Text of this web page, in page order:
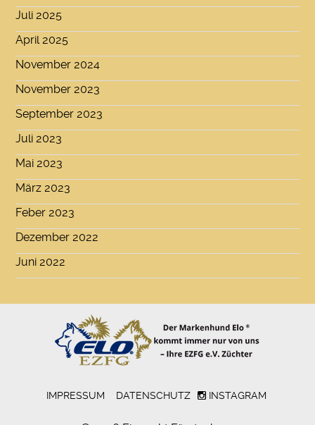
Juli 2025
April 2025
November 2024
November 2023
September 2023
Juli 2023
Mai 2023
März 2023
Feber 2023
Dezember 2022
Juni 2022
IMPRESSUM DATENSCHUTZ INSTAGRAM